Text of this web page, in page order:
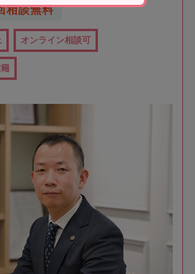
相談無料
オンライン相談可